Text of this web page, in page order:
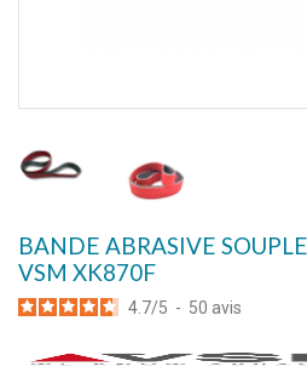
BANDE ABRASIVE
VSM XK870F
4.7/5 - 50 avis